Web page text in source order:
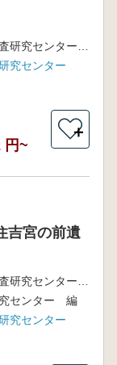
究センター
円~
＋
吉宮の前遺
センター 編
究センター